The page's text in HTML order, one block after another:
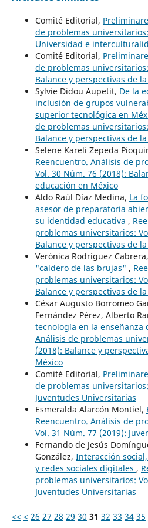
Comité Editorial,
de problemas
Universidad e
Comité Editorial,
de problemas
Balance y perspectivas de
Sylvie Didou Aupetit, De la
inclusión de grupos
superior tecnológica en
de problemas
Balance y perspectivas de
Selene Kareli Zepeda
Reencuentro. Análisis de
Vol. 30 Núm. 76 (2018):
educación en México
Aldo Raúl Díaz Medina, La
asesor de preparatoria
su identidad educativa ,
problemas universitarios:
Balance y perspectivas de
Verónica Rodríguez Cabrera,
"caldero de las brujas" ,
problemas universitarios:
Balance y perspectivas de
César Augusto Borromeo
Fernández Pérez, Alberto
tecnología en la enseñanza
Análisis de problemas
(2018): Balance y
México
Comité Editorial,
de problemas
Juventudes Universitarias
Esmeralda Alarcón Montiel,
Reencuentro. Análisis de
Vol. 31 Núm. 77 (2019):
Fernando de Jesús
González, Interacción
y redes sociales digitales ,
problemas universitarios:
Juventudes Universitarias
<< < 26 27 28 29 30 31 32 33 34 35